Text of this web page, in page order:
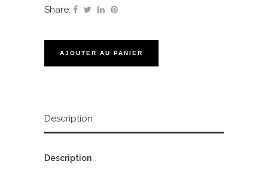
Share:
AJOUTER AU PANIER
Description
Description